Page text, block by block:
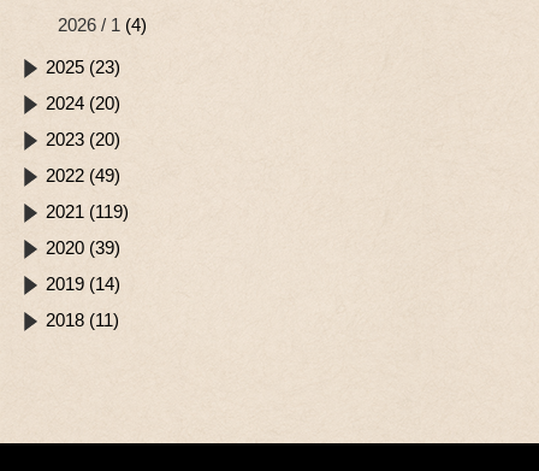
2026 / 1 (4)
2025 (23)
2024 (20)
2023 (20)
2022 (49)
2021 (119)
2020 (39)
2019 (14)
2018 (11)